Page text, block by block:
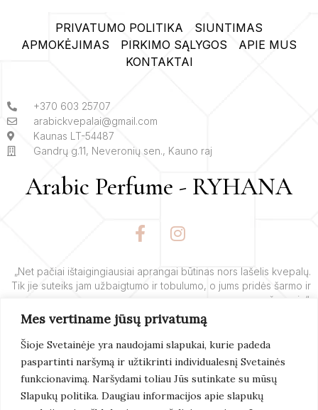
Mes vertiname jūsų privatumą
Šioje Svetainėje yra naudojami slapukai, kurie padeda
paspartinti naršymą ir užtikrinti individualesnį Svetainės
funkcionavimą. Naršydami toliau Jūs sutinkate su mūsų
Slapukų politika. Daugiau informacijos apie slapukų
PRIVATUMO POLITIKA
SIUNTIMAS
APMOKĖJIMAS
PIRKIMO SĄLYGOS
APIE MUS
KONTAKTAI
+370 603 25707
arabickvepalai@gmail.com
Kaunas LT-54487
Gandrų g.11, Neveronių sen., Kauno raj
Arabic Perfume - RYHANA
F
a
e
b
o
k
-
f
I
n
t
a
g
r
a
m
„Net pačiai ištaigingiausiai aprangai būtinas nors lašelis kvepalų.
Tik jie suteiks jam užbaigtumo ir tobulumo, o jums pridės šarmo ir
žavesio“.
SkaitytiDaugiau